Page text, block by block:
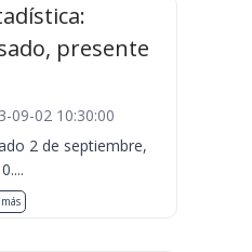
presente
09-02 10:30:00
2 de septiembre,